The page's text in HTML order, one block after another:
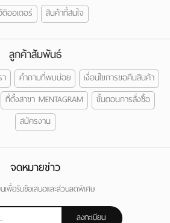
ออเดอร์ สินค้าที่สนใจ
ลูกค้าสัมพันธ์
คำถามที่พบบ่อย
เงื่อนไขการขอคืนสินค้า
ที่ตั้งสาขา MENTAGRAM
ขั้นตอนการสั่งซื้อ
สมัครงาน
จดหมายข่าว
เพื่อรับข้อเสนอและส่วนลดพิเศษ
ลงทะเบียน